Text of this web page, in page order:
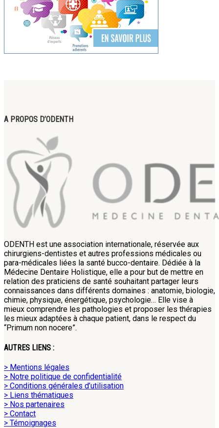
A PROPOS D’ODENTH
ODENTH est une association internationale, réservée aux
chirurgiens-dentistes et autres professions médicales ou
para-médicales liées la santé bucco-dentaire. Dédiée à la
Médecine Dentaire Holistique, elle a pour but de mettre en
relation des praticiens de santé souhaitant partager leurs
connaissances dans différents domaines : anatomie, biologie,
chimie, physique, énergétique, psychologie… Elle vise à
mieux comprendre les pathologies et proposer les thérapies
les mieux adaptées à chaque patient, dans le respect du
“Primum non nocere”.
AUTRES LIENS :
> Mentions légales
> Notre politique de confidentialité
> Conditions générales d’utilisation
> Liens thématiques
> Nos partenaires
> Contact
> Témoignages